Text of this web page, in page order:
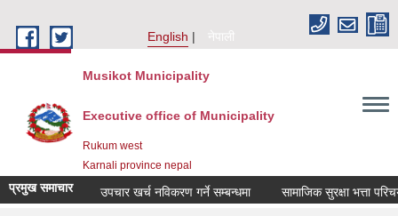
English
नेपाली
Musikot Municipality
Executive office of Municipality
Rukum west
Karnali province nepal
प्रमुख समाचार उपचार खर्च नविकरण गर्ने सम्बन्धमा